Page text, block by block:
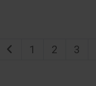
1 2 3